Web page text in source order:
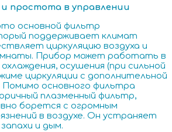
и простота в управлении
основной фильтр
поддерживает климат
циркуляцию воздуха и
Прибор может работать в
осушения (при сильной
циркуляции с дополнительной
Помимо основного фильтра
плазменный фильтр,
борется с огромным
в воздухе. Он устраняет
и дым.